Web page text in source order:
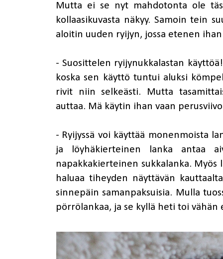
Mutta ei se nyt mahdotonta ole
kollaasikuvasta näkyy. Samoin tein
aloitin uuden ryijyn, jossa etenen
- Suosittelen ryijynukkalastan
koska sen käyttö tuntui aluksi
rivit niin selkeästi. Mutta
auttaa. Mä käytin ihan vaan
- Ryijyssä voi käyttää monenmoista
ja löyhäkierteinen lanka antaa
napakkakierteinen sukkalanka. Myös
haluaa tiheyden näyttävän
sinnepäin samanpaksuisia. Mulla
pörrölankaa, ja se kyllä heti toi